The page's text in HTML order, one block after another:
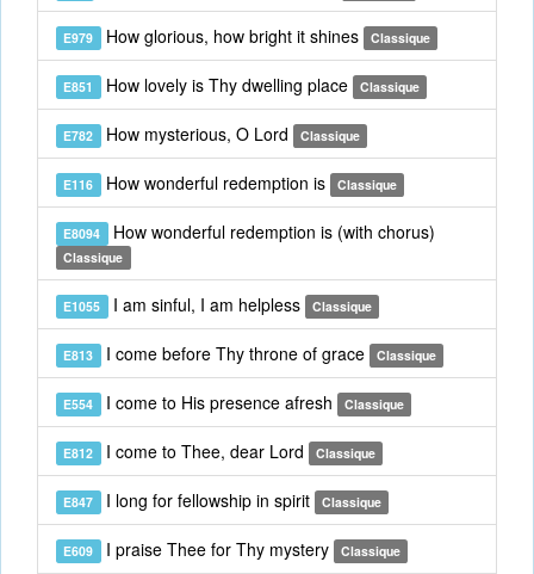
E979 How glorious, how bright it shines Classique
E851 How lovely is Thy dwelling place Classique
E782 How mysterious, O Lord Classique
E116 How wonderful redemption is Classique
E8094 How wonderful redemption is (with chorus)
Classique
E1055 I am sinful, I am helpless Classique
E813 I come before Thy throne of grace Classique
E554 I come to His presence afresh Classique
E812 I come to Thee, dear Lord Classique
E847 I long for fellowship in spirit Classique
E609 I praise Thee for Thy mystery Classique